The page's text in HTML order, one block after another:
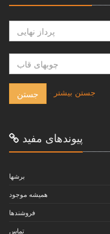
جستن جستن بيشتر
پيوندهاى مفيد
برشها
هميشه موجود
فروشندها
تماس